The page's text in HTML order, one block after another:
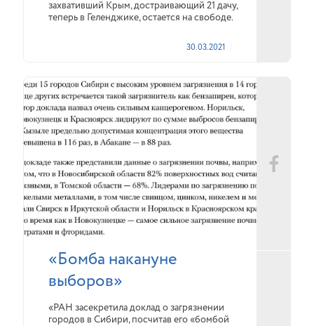
захвативший Крым, достраивающий 21 дачу,
теперь в Геленджике, остается на свободе.
30.03.2021
«Бомба накануне
выборов»
«РАН засекретила доклад о загрязнении
городов в Сибири, посчитав его «бомбой